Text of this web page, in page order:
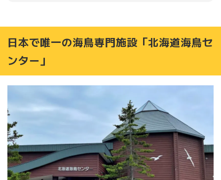
日本で唯一の海鳥専門施設「北海道海鳥セ
ンター」